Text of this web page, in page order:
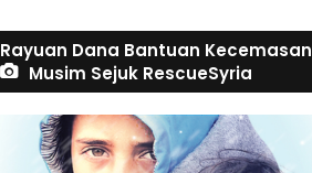
Rayuan Dana Bantuan Kecemasan
Musim Sejuk RescueSyria